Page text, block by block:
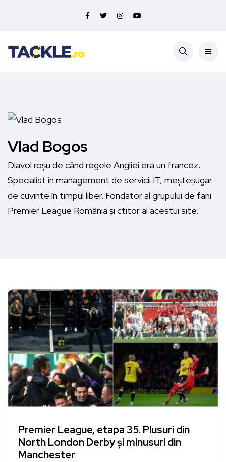
Vlad Bogos
Diavol roșu de când regele Angliei era un francez.
Specialist în management de servicii IT, meșteșugar
de cuvinte în timpul liber. Fondator al grupului de fani
Premier League România și ctitor al acestui site.
Premier League, etapa 35. Plusuri din
North London Derby și minusuri din
Manchester